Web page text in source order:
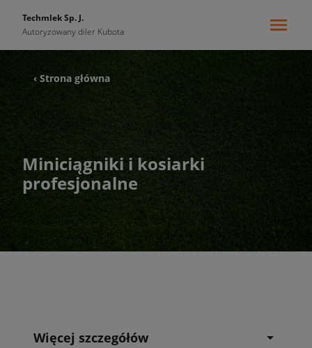
Techmlek Sp. J.
Autoryzowany diler Kubota
‹ Strona główna
Miniciągniki i kosiarki
profesjonalne
Więcej szczegółów